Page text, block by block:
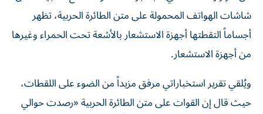
شاشات الهواتف المحمولة على متن الطائرة الحربية، تظهر
أجساماً التقطتها أجهزة الاستشعار بالأشعة تحت الحمراء وغيرها
من أجهزة الاستشعار.
ويُلقي تقرير استخباراتي مرفق مزيداً من الضوء على اللقطات،
حيث قال إن القوات على متن الطائرة الحربية «رصدت حوالي